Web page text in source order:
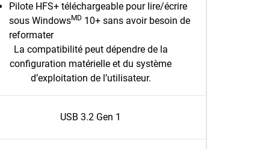
Pilote HFS+ téléchargeable pour lire/écrire
sous WindowsMD 10+ sans avoir besoin de
reformater
La compatibilité peut dépendre de la
configuration matérielle et du système
d’exploitation de l’utilisateur.
USB 3.2 Gen 1